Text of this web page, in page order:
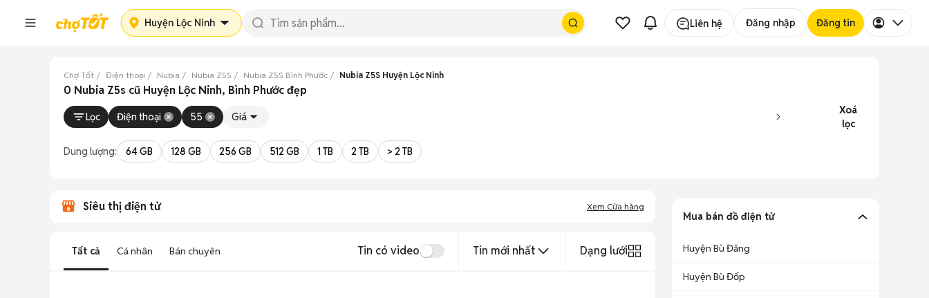
Huyện Lộc Ninh Liên hệ Đăng nhập Đăng tin
Chợ Tốt Điện thoại Nubia Nubia Z5S Nubia Z5S Bình Phước Nubia Z5S Huyện Lộc Ninh
0 Nubia Z5s cũ Huyện Lộc Ninh, Bình Phước đẹp
Lọc Điện thoại 55 Giá
Xoá
lọc
Dung lượng: 64 GB 128 GB 256 GB 512 GB 1 TB 2 TB > 2 TB
Siêu thị điện tử Xem Cửa hàng
Tất cả Cá nhân Bán chuyên Tin có video Tin mới nhất Dạng lưới
Mua bán đồ điện tử
Huyện Bù Đăng
Huyện Bù Đốp